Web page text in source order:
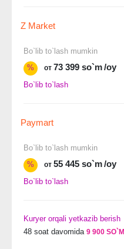
Z Market
Bo`lib to`lash mumkin
%
от 73 399 so`m/oy
Bo`lib to`lash
Paymart
Bo`lib to`lash mumkin
%
от 55 445 so`m/oy
Bo`lib to`lash
Kuryer orqali yetkazib berish
48 soat davomida 9 900 SO`M